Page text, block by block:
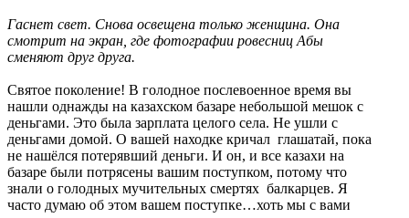
Гаснет свет. Снова освещена только женщина. Она
смотрит на экран, где фотографии ровесниц Абы
сменяют друг друга.
Святое поколение! В голодное послевоенное время вы
нашли однажды на казахском базаре небольшой мешок с
деньгами. Это была зарплата целого села. Не ушли с
деньгами домой. О вашей находке кричал глашатай, пока
не нашёлся потерявший деньги. И он, и все казахи на
базаре были потрясены вашим поступком, потому что
знали о голодных мучительных смертях балкарцев. Я
часто думаю об этом вашем поступке…хоть мы с вами